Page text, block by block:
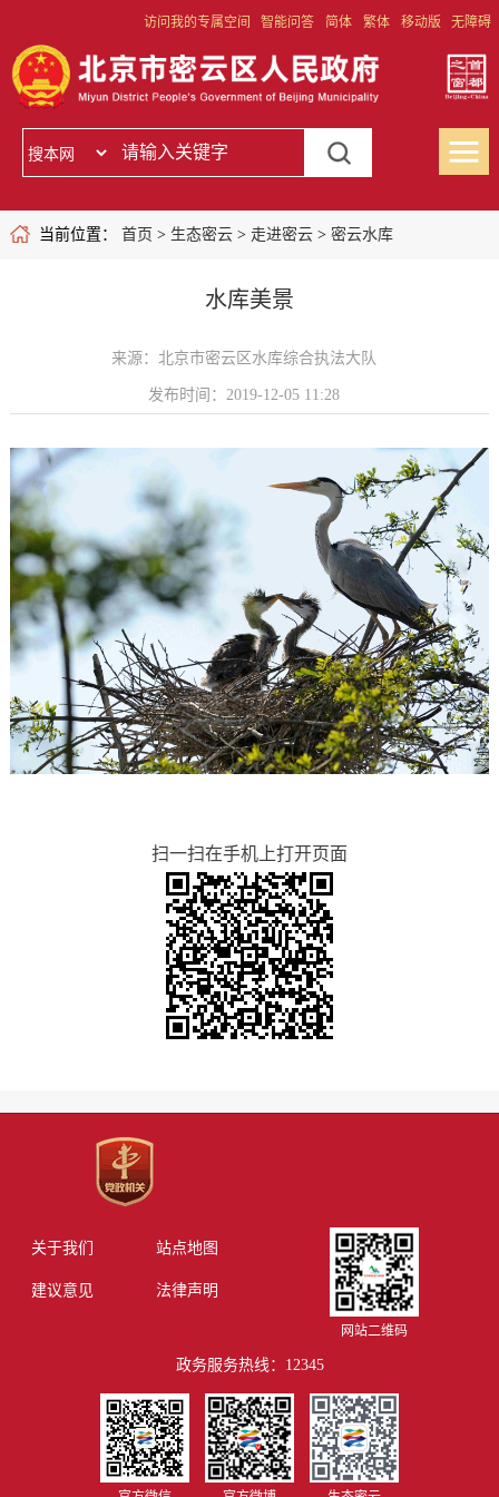
访问我的专属空间 智能问答 简体 繁体 移动版 无障碍
当前位置： 首页 > 生态密云> 走进密云> 密云水库
水库美景
来源：北京市密云区水库综合执法大队
发布时间：2019-12-05 11:28
扫一扫在手机上打开页面
关于我们 站点地图
建议意见 法律声明
网站二维码
政务服务热线：12345